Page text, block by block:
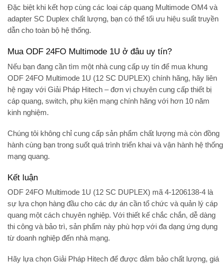
Đặc biệt khi kết hợp cùng các loại cáp quang Multimode OM4 và
adapter SC Duplex chất lượng, bạn có thể tối ưu hiệu suất truyền
dẫn cho toàn bộ hệ thống.
Mua ODF 24FO Multimode 1U ở đâu uy tín?
Nếu bạn đang cần tìm một nhà cung cấp uy tín để mua khung
ODF 24FO Multimode 1U (12 SC DUPLEX) chính hãng, hãy liên
hệ ngay với Giải Pháp Hitech – đơn vị chuyên cung cấp thiết bị
cáp quang, switch, phụ kiện mạng chính hãng với hơn 10 năm
kinh nghiệm.
Chúng tôi không chỉ cung cấp sản phẩm chất lượng mà còn đồng
hành cùng bạn trong suốt quá trình triển khai và vận hành hệ thống
mạng quang.
Kết luận
ODF 24FO Multimode 1U (12 SC DUPLEX) mã4-1206138-4 là
sự lựa chọn hàng đầu cho các dự án cần tổ chức và quản lý cáp
quang một cách chuyên nghiệp. Với thiết kế chắc chắn, dễ dàng
thi công và bảo trì, sản phẩm này phù hợp với đa dạng ứng dụng
từ doanh nghiệp đến nhà mạng.
Hãy lựa chọn Giải Pháp Hitech để được đảm bảo chất lượng, giá